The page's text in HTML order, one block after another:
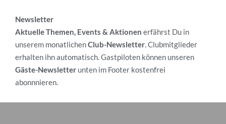
Newsletter
Aktuelle Themen, Events & Aktionen erfährst Du in
unserem monatlichenClub-Newsletter.Clubmitglieder
erhalten ihn automatisch. Gastpiloten können unseren
Gäste-Newsletter unten im Footer kostenfrei
abonnnieren.